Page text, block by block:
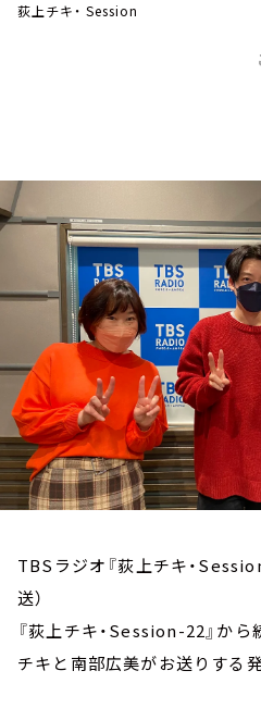
イベント・グッズ
YouTube
会社情報
荻上チキ・ Session
TBSラジオ『荻上チキ・
送）
『荻上チキ・Session-22』から
チキと南部広美がお送りする